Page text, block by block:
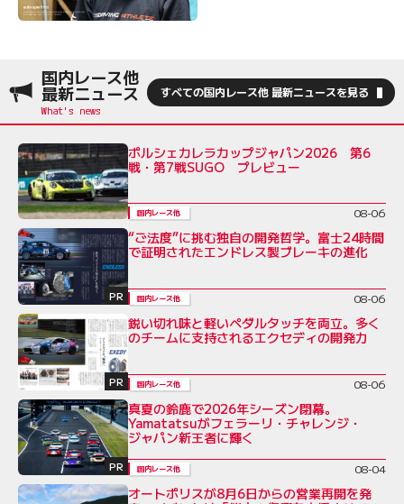
国内レース他
最新ニュース すべての国内レース他 最新ニュースを見る
ポルシェカレラカップジャパン2026 第6
戦・第7戦SUGO プレビュー
国内レース他 08-06
PR
“ご法度”に挑む独自の開発哲学。富士24時間
で証明されたエンドレス製ブレーキの進化
国内レース他 08-06
PR
鋭い切れ味と軽いペダルタッチを両立。多く
のチームに支持されるエクセディの開発力
国内レース他 08-06
PR
真夏の鈴鹿で2026年シーズン閉幕。
Yamatatsuがフェラーリ・チャレンジ・
ジャパン新王者に輝く
国内レース他 08-04
オートポリスが8月6日からの営業再開を発